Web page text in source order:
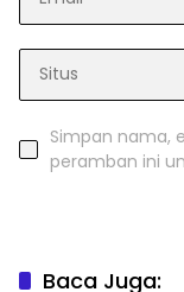
Simpan nama,
peramban ini
Baca Juga: